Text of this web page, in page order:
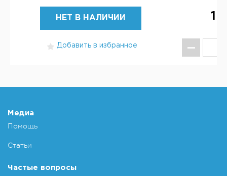
НЕТ В НАЛИЧИИ
Добавить в избранное
1
Медиа
Помощь
Статьи
Частые вопросы